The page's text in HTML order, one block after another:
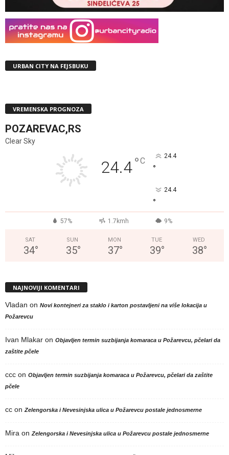
URBAN CITY NA FEJSBUKU
VREMENSKA PROGNOZA
POZAREVAC,RS
Clear Sky
24.4°C 24.4
°
24.4
°
57% 1.7kmh 9%
SAT
34°
SUN
35°
MON
37°
TUE
39°
WED
38°
NAJNOVIJI KOMENTARI
Vladan on Novi kontejneri za staklo i karton postavljeni na više lokacija u
Požarevcu
Ivan Mlakar on Objavljen termin suzbijanja komaraca u Požarevcu, pčelari da
zaštite pčele
ccc on Objavljen termin suzbijanja komaraca u Požarevcu, pčelari da zaštite
pčele
cc on Zelengorska i Nevesinjska ulica u Požarevcu postale jednosmerne
Mira on Zelengorska i Nevesinjska ulica u Požarevcu postale jednosmerne